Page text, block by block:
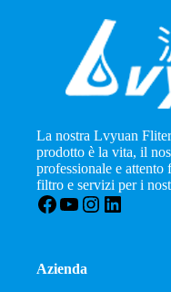
La nostra Lvyuan
prodotto è la vita, il
professionale e
filtro e servizi per i
Facebook
YouTube
Instagram
LinkedIn
Azienda